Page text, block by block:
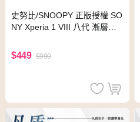
史努比/SNOOPY 正版授權 SO
NY Xperia 1 VIII 八代 漸層彩
$449 $990